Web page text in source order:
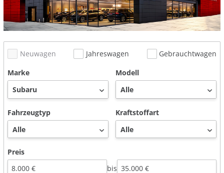
Neuwagen Jahreswagen
Gebrauchtwagen
Marke
Modell
Fahrzeugtyp Kraftstoffart
Preis
bis